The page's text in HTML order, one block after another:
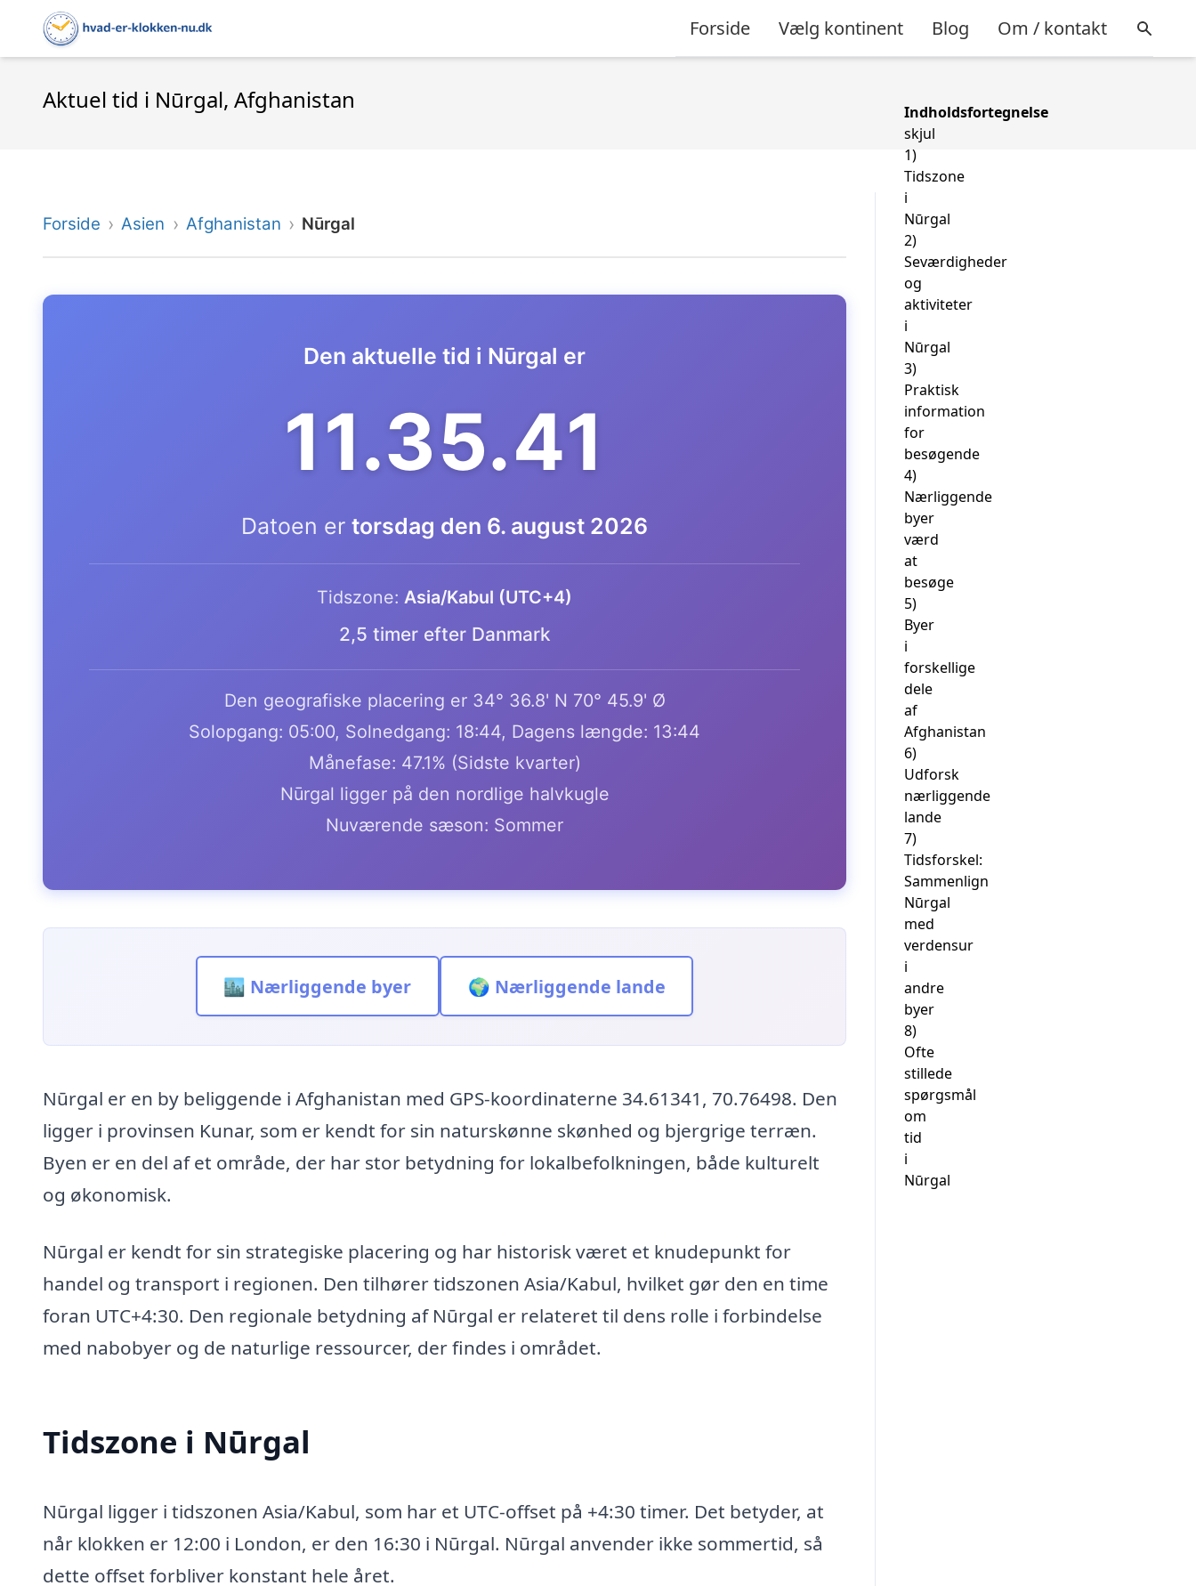
Forside Vælg kontinent Blog Om / kontakt
Aktuel tid i Nūrgal, Afghanistan
Forside Asien Afghanistan Nūrgal
Den aktuelle tid i Nūrgal er
11.35.42
Datoen er torsdag den 6. august 2026
Tidszone: Asia/Kabul (UTC+4)
2,5 timer efter Danmark
Den geografiske placering er 34° 36.8' N 70° 45.9' Ø
Solopgang: 05:00, Solnedgang: 18:44, Dagens længde: 13:44
Månefase: 47.1% (Sidste kvarter)
Nūrgal ligger på den nordlige halvkugle
Nuværende sæson: Sommer
🏙️ Nærliggende byer 🌍 Nærliggende lande
Nūrgal er en by beliggende i Afghanistan med GPS-koordinaterne 34.61341, 70.76498. Den
ligger i provinsen Kunar, som er kendt for sin naturskønne skønhed og bjergrige terræn.
Byen er en del af et område, der har stor betydning for lokalbefolkningen, både kulturelt
og økonomisk.
Nūrgal er kendt for sin strategiske placering og har historisk været et knudepunkt for
handel og transport i regionen. Den tilhører tidszonen Asia/Kabul, hvilket gør den en time
foran UTC+4:30. Den regionale betydning af Nūrgal er relateret til dens rolle i forbindelse
med nabobyer og de naturlige ressourcer, der findes i området.
Tidszone i Nūrgal
Nūrgal ligger i tidszonen Asia/Kabul, som har et UTC-offset på +4:30 timer. Det betyder, at
når klokken er 12:00 i London, er den 16:30 i Nūrgal. Nūrgal anvender ikke sommertid, så
dette offset forbliver konstant hele året.
Indholdsfortegnelse
skjul
1)
Tidszone
i
Nūrgal
2)
Seværdigheder
og
aktiviteter
i
Nūrgal
3)
Praktisk
information
for
besøgende
4)
Nærliggende
byer
værd
at
besøge
5)
Byer
i
forskellige
dele
af
Afghanistan
6)
Udforsk
nærliggende
lande
7)
Tidsforskel:
Sammenlign
Nūrgal
med
verdensur
i
andre
byer
8)
Ofte
stillede
spørgsmål
om
tid
i
Nūrgal